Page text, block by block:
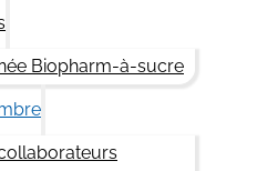
Biopharm-à-sucre